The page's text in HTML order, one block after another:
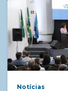
Notícias